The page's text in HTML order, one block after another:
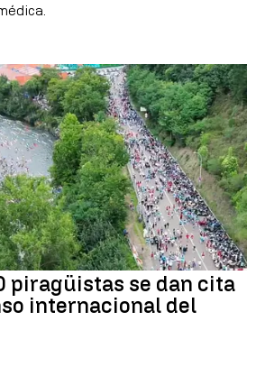
piragüistas se dan cita
internacional del